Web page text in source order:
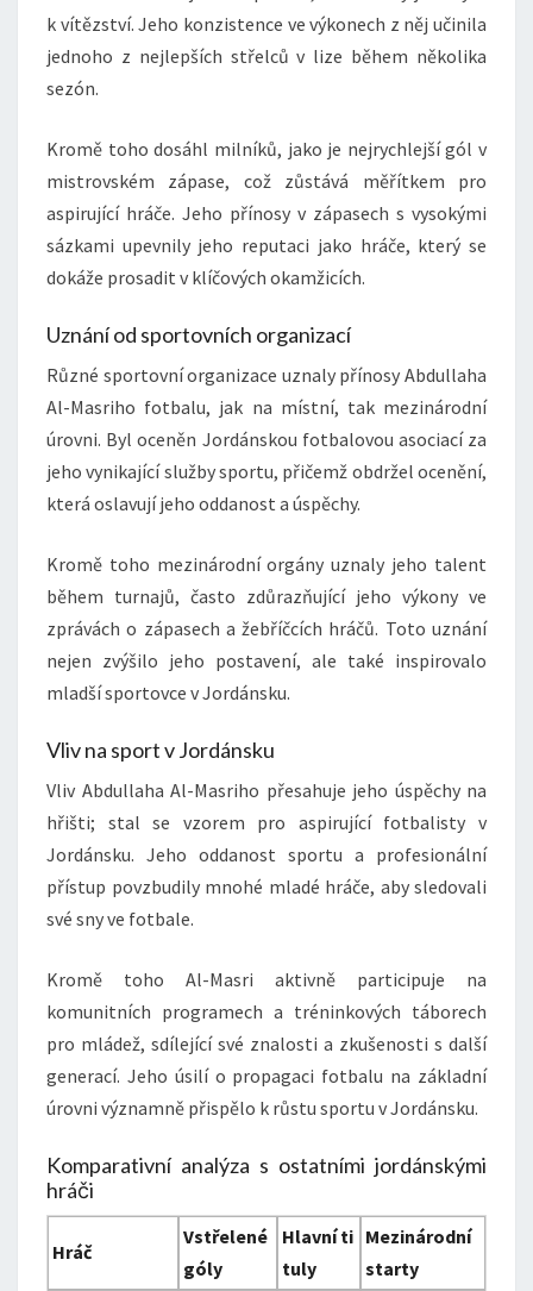
k vítězství. Jeho konzistence ve výkonech z něj učinila
jednoho z nejlepších střelců v lize během několika
sezón.
Kromě toho dosáhl milníků, jako je nejrychlejší gól v
mistrovském zápase, což zůstává měřítkem pro
aspirující hráče. Jeho přínosy v zápasech s vysokými
sázkami upevnily jeho reputaci jako hráče, který se
dokáže prosadit v klíčových okamžicích.
Uznání od sportovních organizací
Různé sportovní organizace uznaly přínosy Abdullaha
Al-Masriho fotbalu, jak na místní, tak mezinárodní
úrovni. Byl oceněn Jordánskou fotbalovou asociací za
jeho vynikající služby sportu, přičemž obdržel ocenění,
která oslavují jeho oddanost a úspěchy.
Kromě toho mezinárodní orgány uznaly jeho talent
během turnajů, často zdůrazňující jeho výkony ve
zprávách o zápasech a žebříčcích hráčů. Toto uznání
nejen zvýšilo jeho postavení, ale také inspirovalo
mladší sportovce v Jordánsku.
Vliv na sport v Jordánsku
Vliv Abdullaha Al-Masriho přesahuje jeho úspěchy na
hřišti; stal se vzorem pro aspirující fotbalisty v
Jordánsku. Jeho oddanost sportu a profesionální
přístup povzbudily mnohé mladé hráče, aby sledovali
své sny ve fotbale.
Kromě toho Al-Masri aktivně participuje na
komunitních programech a tréninkových táborech
pro mládež, sdílející své znalosti a zkušenosti s další
generací. Jeho úsilí o propagaci fotbalu na základní
úrovni významně přispělo k růstu sportu v Jordánsku.
Komparativní analýza s ostatními jordánskými
hráči
Hráč
Vstřelené
góly
Hlavní ti
tuly
Mezinárodní
starty